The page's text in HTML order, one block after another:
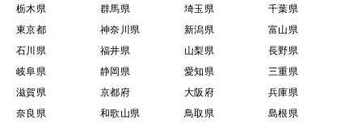
栃木県
群馬県 埼玉県
千葉県
東京都
神奈川県 新潟県
富山県
石川県
福井県 山梨県
長野県
岐阜県
静岡県 愛知県
三重県
滋賀県
京都府 大阪府
兵庫県
奈良県
和歌山県 鳥取県
島根県